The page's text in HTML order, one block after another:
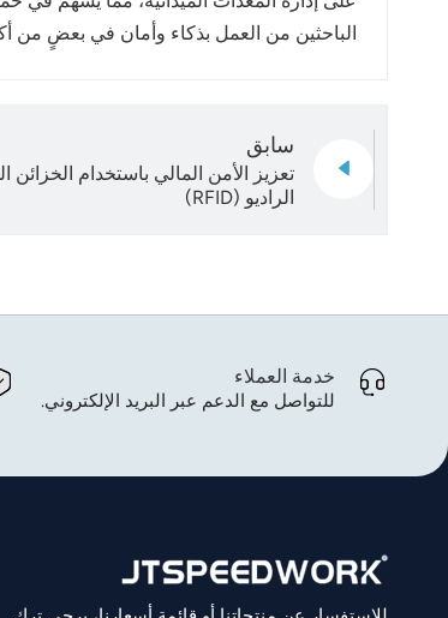
الباحثين من العمل بذكاء وأمان في بعضٍ من
سابق
تعزيز الأمن المالي باستخدام الخزائن
الراديو (RFID)
خدمة العملاء
للتواصل مع الدعم عبر البريد الإلكتروني.